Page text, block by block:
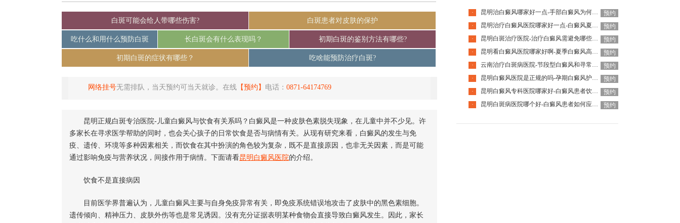
白斑可能会给人带哪些伤害? 白斑患者对皮肤的保护
吃什么和用什么预防白斑 长白斑会有什么表现吗？ 初期白斑的鉴别方法有哪些?
初期白斑的症状有哪些？ 吃啥能预防治疗白斑?
网络挂号无需排队，当天预约可当天就诊。在线 【预约】 电话： 0871-64174769
昆明正规白斑专治医院-儿童白癜风与饮食有关系吗？白癜风是一种皮肤色素脱失现象，在儿童中并不少见。许
多家长在寻求医学帮助的同时，也会关心孩子的日常饮食是否与病情有关。从现有研究来看，白癜风的发生与免
疫、遗传、环境等多种因素相关，而饮食在其中扮演的角色较为复杂，既不是直接原因，也非无关因素，而是可能
通过影响免疫与营养状况，间接作用于病情。下面请看昆明白癜风医院的介绍。
饮食不是直接病因
目前医学界普遍认为，儿童白癜风主要与自身免疫异常有关，即免疫系统错误地攻击了皮肤中的黑色素细胞。
遗传倾向、精神压力、皮肤外伤等也是常见诱因。没有充分证据表明某种食物会直接导致白癜风发生。因此，家长
· 昆明治白癜风哪家好一点-手部白癜风为何更难恢复
预约
·
昆明治疗白癜风医院哪家好一点-白癜风夏季该如何科学防晒
预约
·
昆明白斑治疗医院-治疗白癜风需避免哪些常见误区
预约
·
昆明看白癜风医院哪家好啊-夏季白癜风高发如何科学预防
预约
·
云南治疗白斑病医院-节段型白癜风和寻常型有什么区别
预约
·
昆明白癜风医院是正规的吗-孕期白癜风护理要点是什么
预约
·
昆明白癜风专科医院哪家好-白癜风患者饮食需注意什么
预约
·
昆明白斑病医院哪个好-白癜风患者如何应对夏季 预约